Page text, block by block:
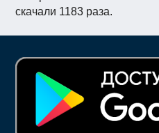
скачали 1183 раза.